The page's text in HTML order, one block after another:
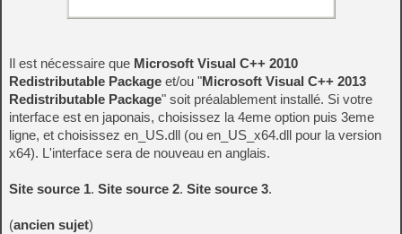
Il est nécessaire que Microsoft Visual C++ 2010
Redistributable Package et/ou "Microsoft Visual C++ 2013
Redistributable Package" soit préalablement installé. Si votre
interface est en japonais, choisissez la 4eme option puis 3eme
ligne, et choisissez en_US.dll (ou en_US_x64.dll pour la version
x64). L'interface sera de nouveau en anglais.
Site source 1. Site source 2. Site source 3.
(ancien sujet)